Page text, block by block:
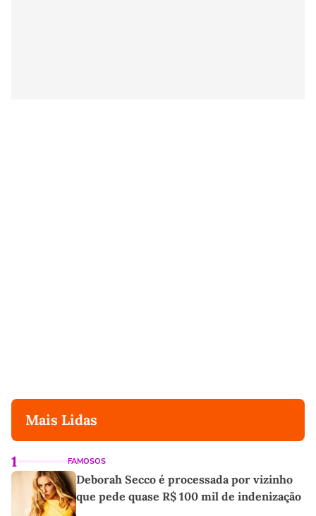
Mais Lidas
1 FAMOSOS
Deborah Secco é processada por vizinho
que pede quase R$ 100 mil de indenização